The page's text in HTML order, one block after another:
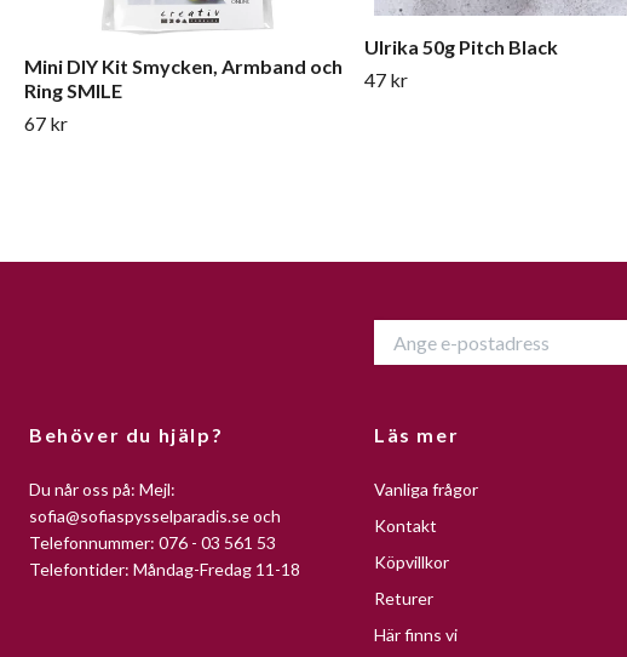
Mini DIY Kit Smycken, Armband och
Ring SMILE
67 kr
Ulrika 50g Pitch Black
47 kr
Behöver du hjälp?
Du når oss på: Mejl:
sofia@sofiaspysselparadis.seoch
Telefonnummer: 076 - 03 561 53
Telefontider: Måndag-Fredag 11-18
Läs mer
Vanliga frågor
Kontakt
Köpvillkor
Returer
Här finns vi